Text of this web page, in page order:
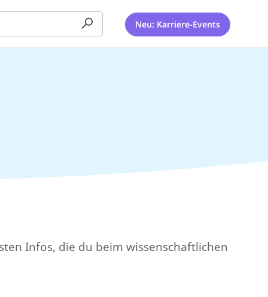
Neu: Karriere-Events
Infos, die du beim wissenschaftlichen